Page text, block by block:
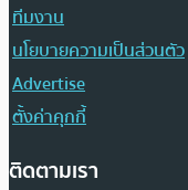
ทีมงาน
นโยบายความเป็นส่วนตัว
Advertise
ตั้งค่าคุกกี้
ติดตามเรา